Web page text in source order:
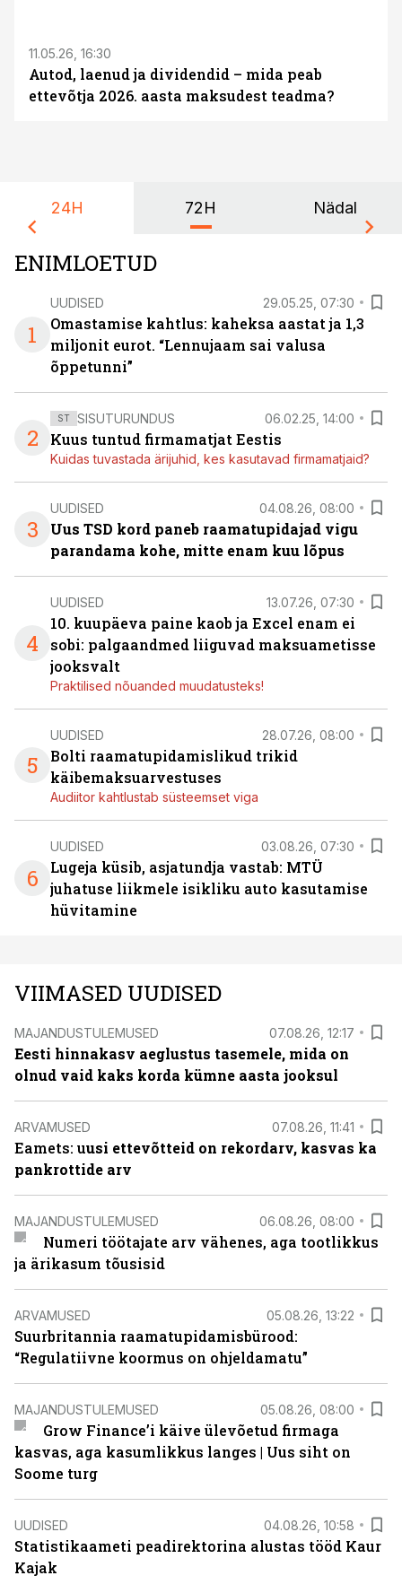
11.05.26, 16:30
Autod, laenud ja dividendid – mida peab
ettevõtja 2026. aasta maksudest teadma?
24H 72H Nädal
ENIMLOETUD
1
UUDISED 29.05.25, 07:30
Omastamise kahtlus: kaheksa aastat ja 1,3
miljonit eurot. “Lennujaam sai valusa
õppetunni”
2
ST SISUTURUNDUS 06.02.25, 14:00
Kuus tuntud firmamatjat Eestis
Kuidas tuvastada ärijuhid, kes kasutavad firmamatjaid?
3
UUDISED 04.08.26, 08:00
Uus TSD kord paneb raamatupidajad vigu
parandama kohe, mitte enam kuu lõpus
4
UUDISED 13.07.26, 07:30
10. kuupäeva paine kaob ja Excel enam ei
sobi: palgaandmed liiguvad maksuametisse
jooksvalt
Praktilised nõuanded muudatusteks!
5
UUDISED 28.07.26, 08:00
Bolti raamatupidamislikud trikid
käibemaksuarvestuses
Audiitor kahtlustab süsteemset viga
6
UUDISED 03.08.26, 07:30
Lugeja küsib, asjatundja vastab: MTÜ
juhatuse liikmele isikliku auto kasutamise
hüvitamine
VIIMASED UUDISED
MAJANDUSTULEMUSED 07.08.26, 12:17
Eesti hinnakasv aeglustus tasemele, mida on
olnud vaid kaks korda kümne aasta jooksul
ARVAMUSED 07.08.26, 11:41
Eamets: uusi ettevõtteid on rekordarv, kasvas ka
pankrottide arv
MAJANDUSTULEMUSED 06.08.26, 08:00
Numeri töötajate arv vähenes, aga tootlikkus
ja ärikasum tõusisid
ARVAMUSED 05.08.26, 13:22
Suurbritannia raamatupidamisbürood:
“Regulatiivne koormus on ohjeldamatu”
MAJANDUSTULEMUSED 05.08.26, 08:00
Grow Finance’i käive ülevõetud firmaga
kasvas, aga kasumlikkus langes | Uus siht on
Soome turg
UUDISED 04.08.26, 10:58
Statistikaameti peadirektorina alustas tööd Kaur
Kajak